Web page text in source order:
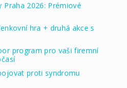
2026: Prémiové
hra + druhá akce s
program pro vaši firemní
proti syndromu